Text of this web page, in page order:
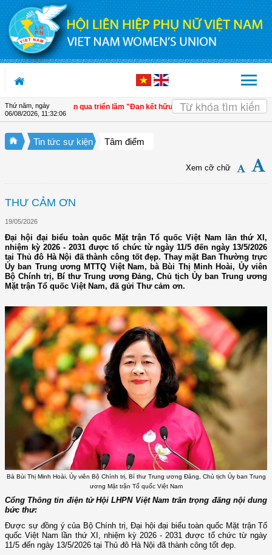
Truy cập nội dung luôn
Thứ năm, ngày
06/08/2026, 11:32:07
Nam - Thái Lan qua triển lãm "Đan kết hữu nghị" | 4 định hướng về công
Tin tức sự kiện Tâm điểm
Xem cỡ chữ
THƯ CẢM ƠN
19/05/2026
Đại hội đại biểu toàn quốc Mặt trận Tổ quốc Việt Nam lần thứ XI,
nhiệm kỳ 2026 - 2031 được tổ chức từ ngày 11/5 đến ngày 13/5/2026
tại Thủ đô Hà Nội đã thành công tốt đẹp. Thay mặt Ban Thường trực
Ủy ban Trung ương MTTQ Việt Nam, bà Bùi Thị Minh Hoài, Ủy viên
Bộ Chính trị, Bí thư Trung ương Đảng, Chủ tịch Ủy ban Trung ương
Mặt trận Tổ quốc Việt Nam, đã gửi Thư cảm ơn.
Bà Bùi Thị Minh Hoài, Ủy viên Bộ Chính trị, Bí thư Trung ương Đảng, Chủ tịch Ủy ban Trung
ương Mặt trận Tổ quốc Việt Nam
Cổng Thông tin điện tử Hội LHPN Việt Nam trân trọng đăng nội dung
bức thư:
Được sự đồng ý của Bộ Chính trị, Đại hội đại biểu toàn quốc Mặt trận Tổ
quốc Việt Nam lần thứ XI, nhiệm kỳ 2026 - 2031 được tổ chức từ ngày
11/5 đến ngày 13/5/2026 tại Thủ đô Hà Nội đã thành công tốt đẹp.